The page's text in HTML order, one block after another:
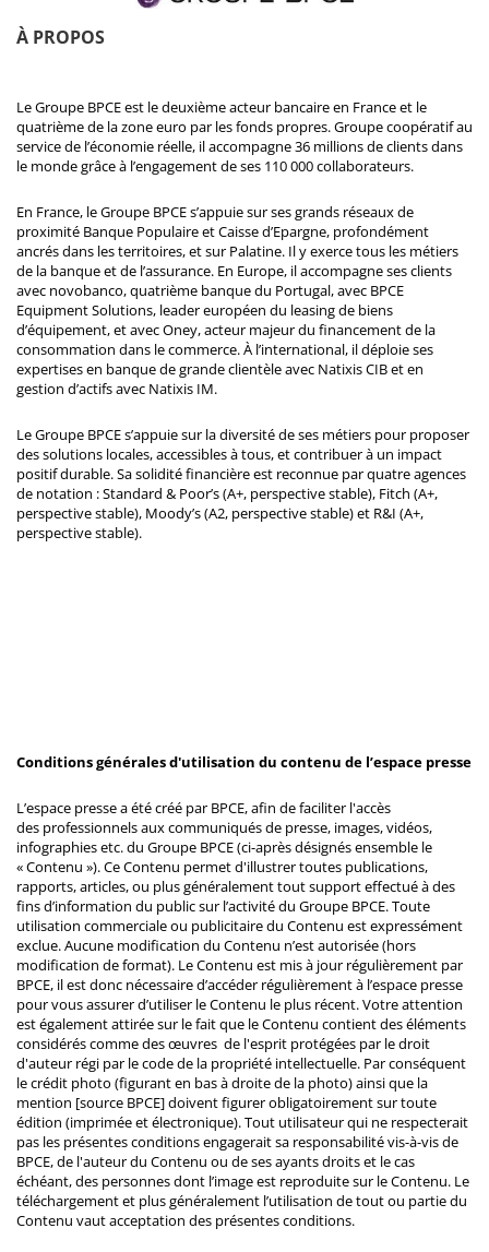
À PROPOS
Le Groupe BPCE est le deuxième acteur bancaire en France et le
quatrième de la zone euro par les fonds propres. Groupe coopératif au
service de l’économie réelle, il accompagne 36 millions de clients dans
le monde grâce à l’engagement de ses 110 000 collaborateurs.
En France, le Groupe BPCE s’appuie sur ses grands réseaux de
proximité Banque Populaire et Caisse d’Epargne, profondément
ancrés dans les territoires, et sur Palatine. Il y exerce tous les métiers
de la banque et de l’assurance. En Europe, il accompagne ses clients
avec novobanco, quatrième banque du Portugal, avec BPCE
Equipment Solutions, leader européen du leasing de biens
d’équipement, et avec Oney, acteur majeur du financement de la
consommation dans le commerce. À l’international, il déploie ses
expertises en banque de grande clientèle avec Natixis CIB et en
gestion d’actifs avec Natixis IM.
Le Groupe BPCE s’appuie sur la diversité de ses métiers pour proposer
des solutions locales, accessibles à tous, et contribuer à un impact
positif durable. Sa solidité financière est reconnue par quatre agences
de notation : Standard & Poor’s (A+, perspective stable), Fitch (A+,
perspective stable), Moody’s (A2, perspective stable) et R&I (A+,
perspective stable).
Conditions générales d'utilisation du contenu de l’espace presse
L’espace presse a été créé par BPCE, afin de faciliter l'accès
des professionnels aux communiqués de presse, images, vidéos,
infographies etc. du Groupe BPCE (ci-après désignés ensemble le
« Contenu »). Ce Contenu permet d'illustrer toutes publications,
rapports, articles, ou plus généralement tout support effectué à des
fins d’information du public sur l’activité du Groupe BPCE. Toute
utilisation commerciale ou publicitaire du Contenu est expressément
exclue. Aucune modification du Contenu n’est autorisée (hors
modification de format). Le Contenu est mis à jour régulièrement par
BPCE, il est donc nécessaire d’accéder régulièrement à l’espace presse
pour vous assurer d’utiliser le Contenu le plus récent. Votre attention
est également attirée sur le fait que le Contenu contient des éléments
considérés comme des œuvres de l'esprit protégées par le droit
d'auteur régi par le code de la propriété intellectuelle. Par conséquent
le crédit photo (figurant en bas à droite de la photo) ainsi que la
mention [source BPCE] doivent figurer obligatoirement sur toute
édition (imprimée et électronique). Tout utilisateur qui ne respecterait
pas les présentes conditions engagerait sa responsabilité vis-à-vis de
BPCE, de l'auteur du Contenu ou de ses ayants droits et le cas
échéant, des personnes dont l’image est reproduite sur le Contenu. Le
téléchargement et plus généralement l’utilisation de tout ou partie du
Contenu vaut acceptation des présentes conditions.